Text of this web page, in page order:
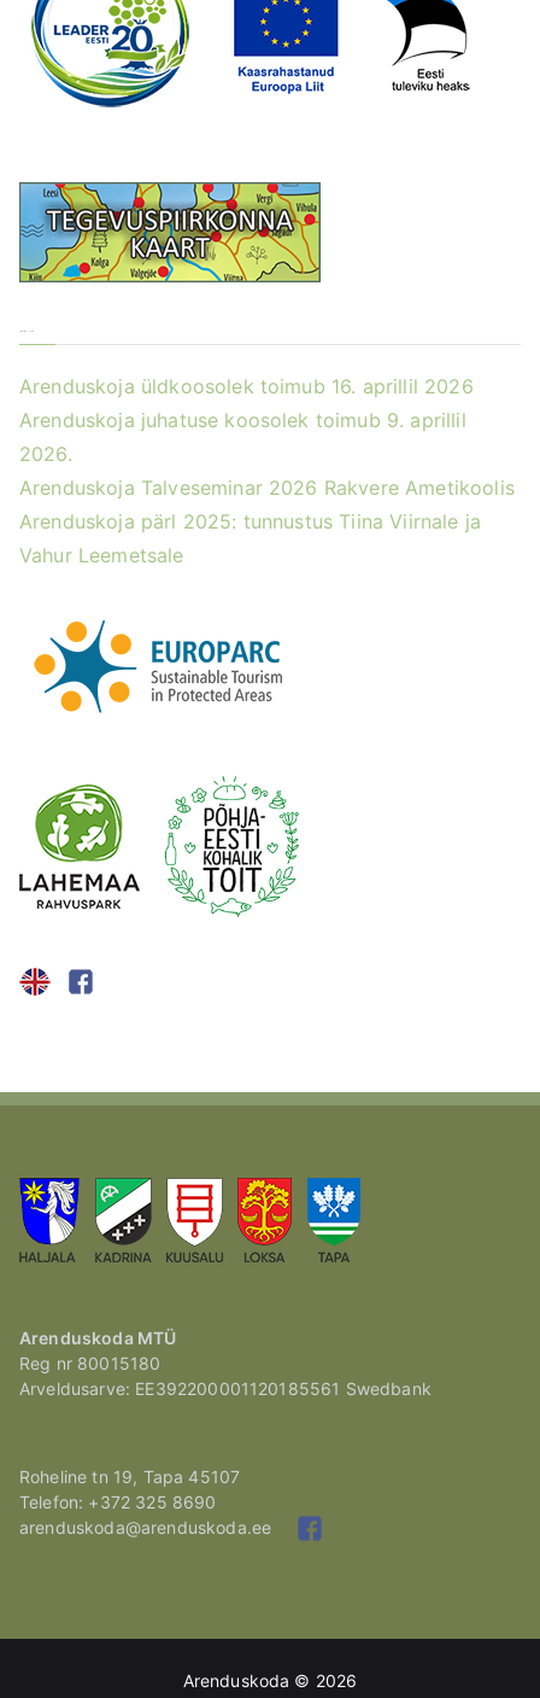
Arenduskoja üldkoosolek toimub 16. aprillil 2026
Arenduskoja juhatuse koosolek toimub 9. aprillil
2026.
Arenduskoja Talveseminar 2026 Rakvere Ametikoolis
Arenduskoja pärl 2025: tunnustus Tiina Viirnale ja
Vahur Leemetsale
Arenduskoda MTÜ
Reg nr 80015180
Arveldusarve: EE392200001120185561 Swedbank
Roheline tn 19, Tapa 45107
Telefon: +372 325 8690
arenduskoda@arenduskoda.ee
Arenduskoda © 2026